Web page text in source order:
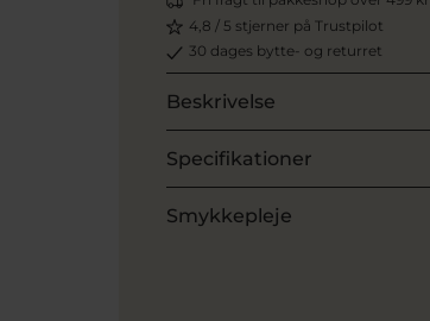
4,8 / 5 stjerner på Trustpilot
30 dages bytte- og returret
Beskrivelse
Specifikationer
Smykkepleje